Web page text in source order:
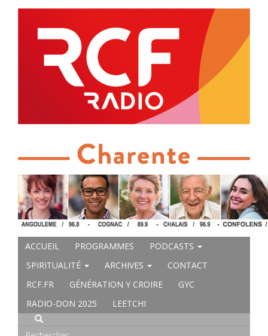
ACCUEIL PROGRAMMES
PODCASTS
SPIRITUALITÉ
ARCHIVES
CONTACT
RCF.FR
GÉNÉRATION Y CROIRE
GYC
RADIO-DON 2025
LEETCHI